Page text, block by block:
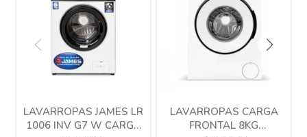
LAVARROPAS JAMES LR
1006 INV G7 W CARGA
LAVARROPAS CARGA
FRONTAL 8KG